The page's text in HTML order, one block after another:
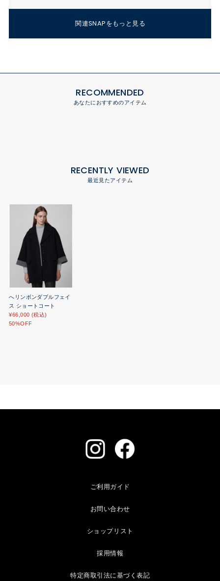
関連SNAPをもっと見る
RECOMMENDED
あなたにおすすめのアイテム
RECENTLY VIEWED
最近見たアイテム
へリンボンダブルフェイ
ス ショートコート
¥66,000 (税込)
50%OFF
ご利用ガイド
お問い合わせ
ショップリスト
採用情報
特定商取引法に基づく表記